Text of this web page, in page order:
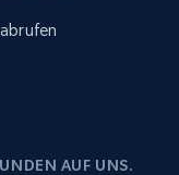
AUF UNS.